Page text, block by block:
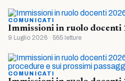
COMUNICATI
Immissioni in ruolo docenti
9 Luglio 2026 · 565 letture
COMUNICATI